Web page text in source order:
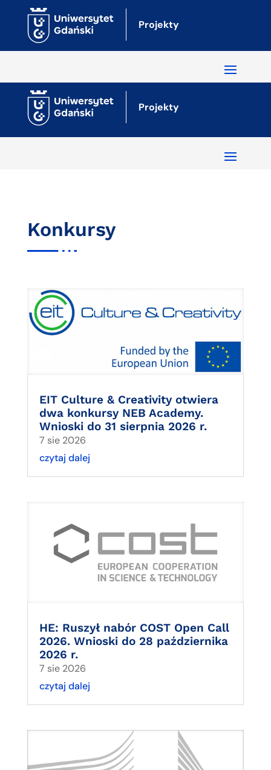
Projekty
Projekty
Konkursy
EIT Culture & Creativity otwiera
dwa konkursy NEB Academy.
Wnioski do 31 sierpnia 2026 r.
7 sie 2026
czytaj dalej
HE: Ruszył nabór COST Open Call
2026. Wnioski do 28 października
2026 r.
7 sie 2026
czytaj dalej